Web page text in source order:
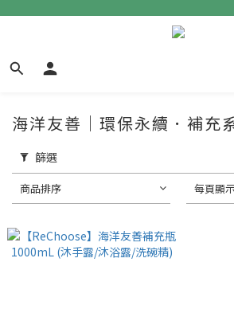
海洋友善｜環保永續．補充
篩選
商品排序 每頁顯